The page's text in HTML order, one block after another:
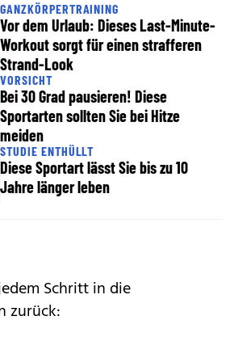
GANZKÖRPERTRAINING
Vor dem Urlaub: Dieses Last-Minute-
Workout sorgt für einen strafferen
Strand-Look
VORSICHT
Bei 30 Grad pausieren! Diese
Sportarten sollten Sie bei Hitze
meiden
STUDIE ENTHÜLLT
Diese Sportart lässt Sie bis zu 10
Jahre länger leben
Schritt in die
zurück: